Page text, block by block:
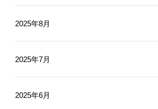
2025年8月
2025年7月
2025年6月